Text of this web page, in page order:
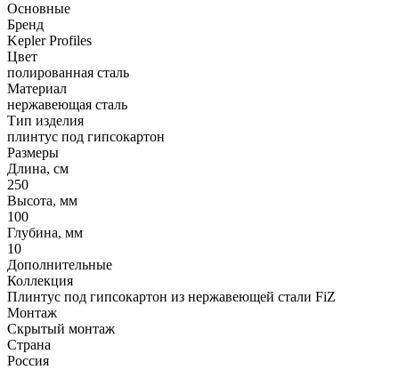
Основные
Бренд
Kepler Profiles
Цвет
полированная сталь
Материал
нержавеющая сталь
Тип изделия
плинтус под гипсокартон
Размеры
Длина, см
250
Высота, мм
100
Глубина, мм
10
Дополнительные
Коллекция
Плинтус под гипсокартон из нержавеющей стали FiZ
Монтаж
Скрытый монтаж
Страна
Россия